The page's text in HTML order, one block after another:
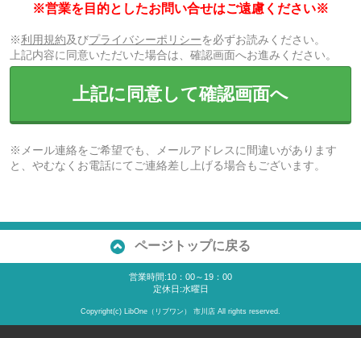
※営業を目的としたお問い合せはご遠慮ください※
※利用規約及びプライバシーポリシーを必ずお読みください。
上記内容に同意いただいた場合は、確認画面へお進みください。
上記に同意して確認画面へ
※メール連絡をご希望でも、メールアドレスに間違いがあります
と、やむなくお電話にてご連絡差し上げる場合もございます。
ページトップに戻る
営業時間:10：00～19：00
定休日:水曜日
Copyright(c) LibOne（リブワン） 市川店 All rights reserved.